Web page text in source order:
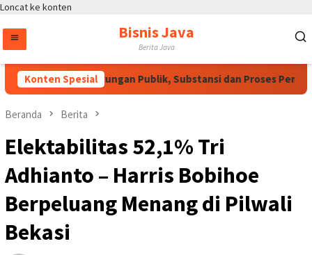
Loncat ke konten
Bisnis Java
Berita Java
Konten Spesial
HAM Perlu Dukungan Publik, Substansi dan Proses
Beranda Berita
Elektabilitas 52,1% Tri
Adhianto – Harris Bobihoe
Berpeluang Menang di Pilwali
Bekasi